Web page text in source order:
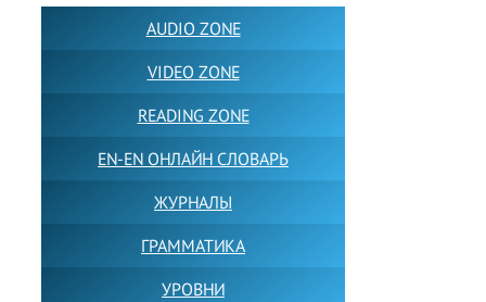
AUDIO ZONE
VIDEO ZONE
READING ZONE
EN-EN ОНЛАЙН СЛОВАРЬ
ЖУРНАЛЫ
ГРАММАТИКА
УРОВНИ